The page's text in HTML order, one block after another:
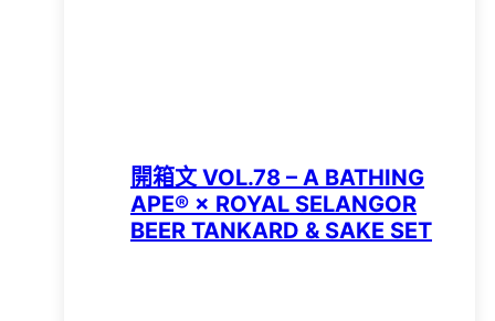
開箱文 VOL.78 – A BATHING
APE®︎ × ROYAL SELANGOR
BEER TANKARD & SAKE SET